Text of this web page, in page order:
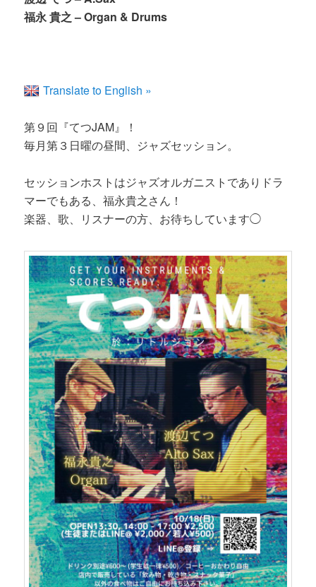
福永 貴之 – Organ & Drums
Translate to English »
第９回『てつJAM』！
毎月第３日曜の昼間、ジャズセッション。
セッションホストはジャズオルガニストでありドラ
マーでもある、福永貴之さん！
楽器、歌、リスナーの方、お待ちしています◯